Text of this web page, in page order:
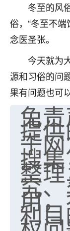
冬至的风
俗，“冬至不
念医圣张。
今天就为
源和习俗的问
果有问题也可
免
提
于
搜
整
究
用
利
七零老
做梦梦
师，安
了，一
超度，
2天前 来自
优秀的张
老师收徒
2天前 来自